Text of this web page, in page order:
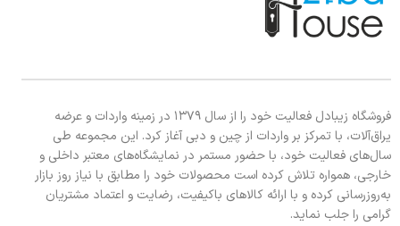
فروشگاه زیبادل فعالیت خود را از سال ۱۳۷۹ در زمینه واردات و عرضه
یراق‌آلات، با تمرکز بر واردات از چین و دبی آغاز کرد. این مجموعه طی
سال‌های فعالیت خود، با حضور مستمر در نمایشگاه‌های معتبر داخلی و
خارجی، همواره تلاش کرده است محصولات خود را مطابق با نیاز روز بازار
به‌روزرسانی کرده و با ارائه کالاهای باکیفیت، رضایت و اعتماد مشتریان
گرامی را جلب نماید.